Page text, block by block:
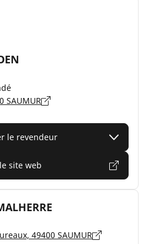
SAUMUR
le revendeur
site web
49400 SAUMUR